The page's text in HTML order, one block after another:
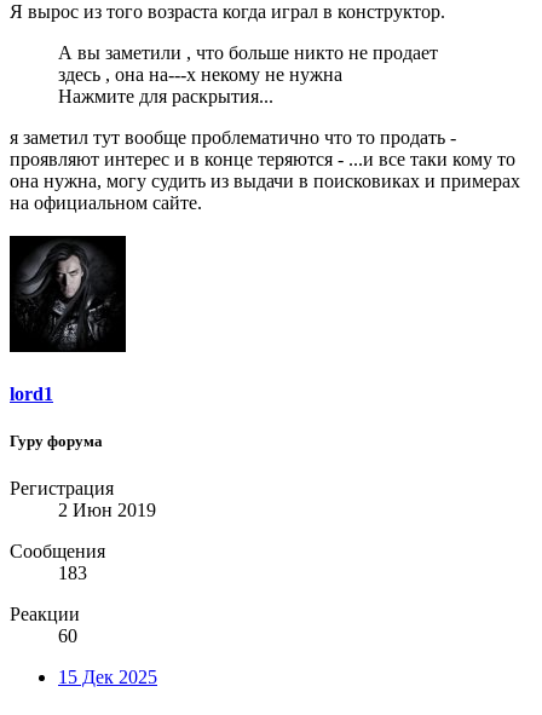
Я вырос из того возраста когда играл в конструктор.
А вы заметили , что больше никто не продает
здесь , она на---х некому не нужна
Нажмите для раскрытия...
я заметил тут вообще проблематично что то продать -
проявляют интерес и в конце теряются - ...и все таки кому то
она нужна, могу судить из выдачи в поисковиках и примерах
на официальном сайте.
lord1
Гуру форума
Регистрация
2 Июн 2019
Сообщения
183
Реакции
60
15 Дек 2025